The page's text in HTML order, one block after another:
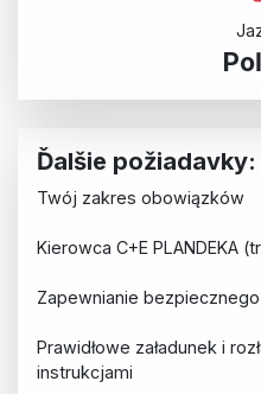
Ďalšie požiadavky:
Twój zakres obowiązków
Kierowca C+E PLANDEKA
Zapewnianie
Prawidłowe załadunek i
instrukcjami